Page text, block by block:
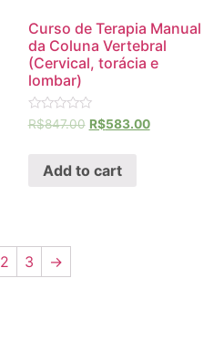
Curso de Terapia Manual
da Coluna Vertebral
(Cervical, torácia e
lombar)
Rated
0
R$847.00 R$583.00
Add to cart
2 3 →